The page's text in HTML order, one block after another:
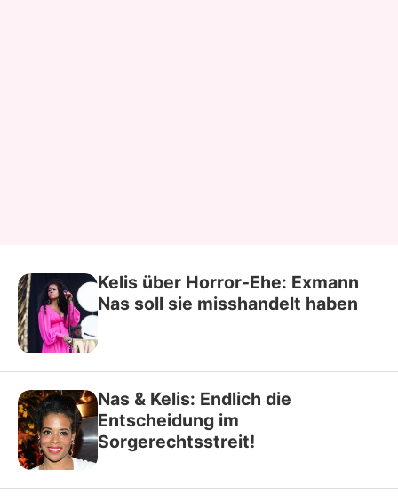
Kelis über Horror-Ehe: Exmann
Nas soll sie misshandelt haben
Nas & Kelis: Endlich die
Entscheidung im
Sorgerechtsstreit!